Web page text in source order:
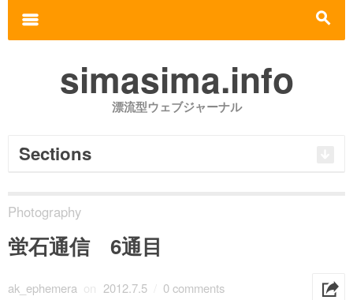
s
m
simasima.info
漂流型ウェブジャーナル
Sections
Photography
蛍石通信 6通目
h
ak_ephemera on 2012.7.5 0 comments